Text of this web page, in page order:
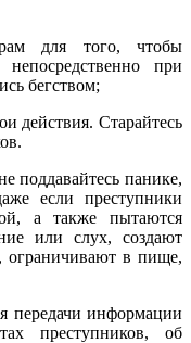
для того, чтобы
непосредственно при
бегством;
действия. Старайтесь
поддавайтесь панике,
если преступники
а также пытаются
или слух, создают
ограничивают в пище,
передачи информации
преступников, об